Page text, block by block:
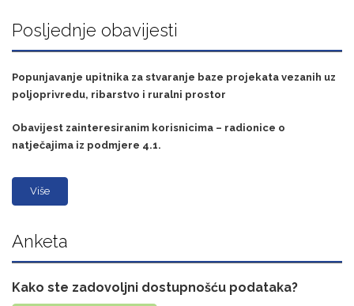
Posljednje obavijesti
Popunjavanje upitnika za stvaranje baze projekata vezanih uz
poljoprivredu, ribarstvo i ruralni prostor
Obavijest zainteresiranim korisnicima – radionice o
natječajima iz podmjere 4.1.
Više
Anketa
Kako ste zadovoljni dostupnošću podataka?